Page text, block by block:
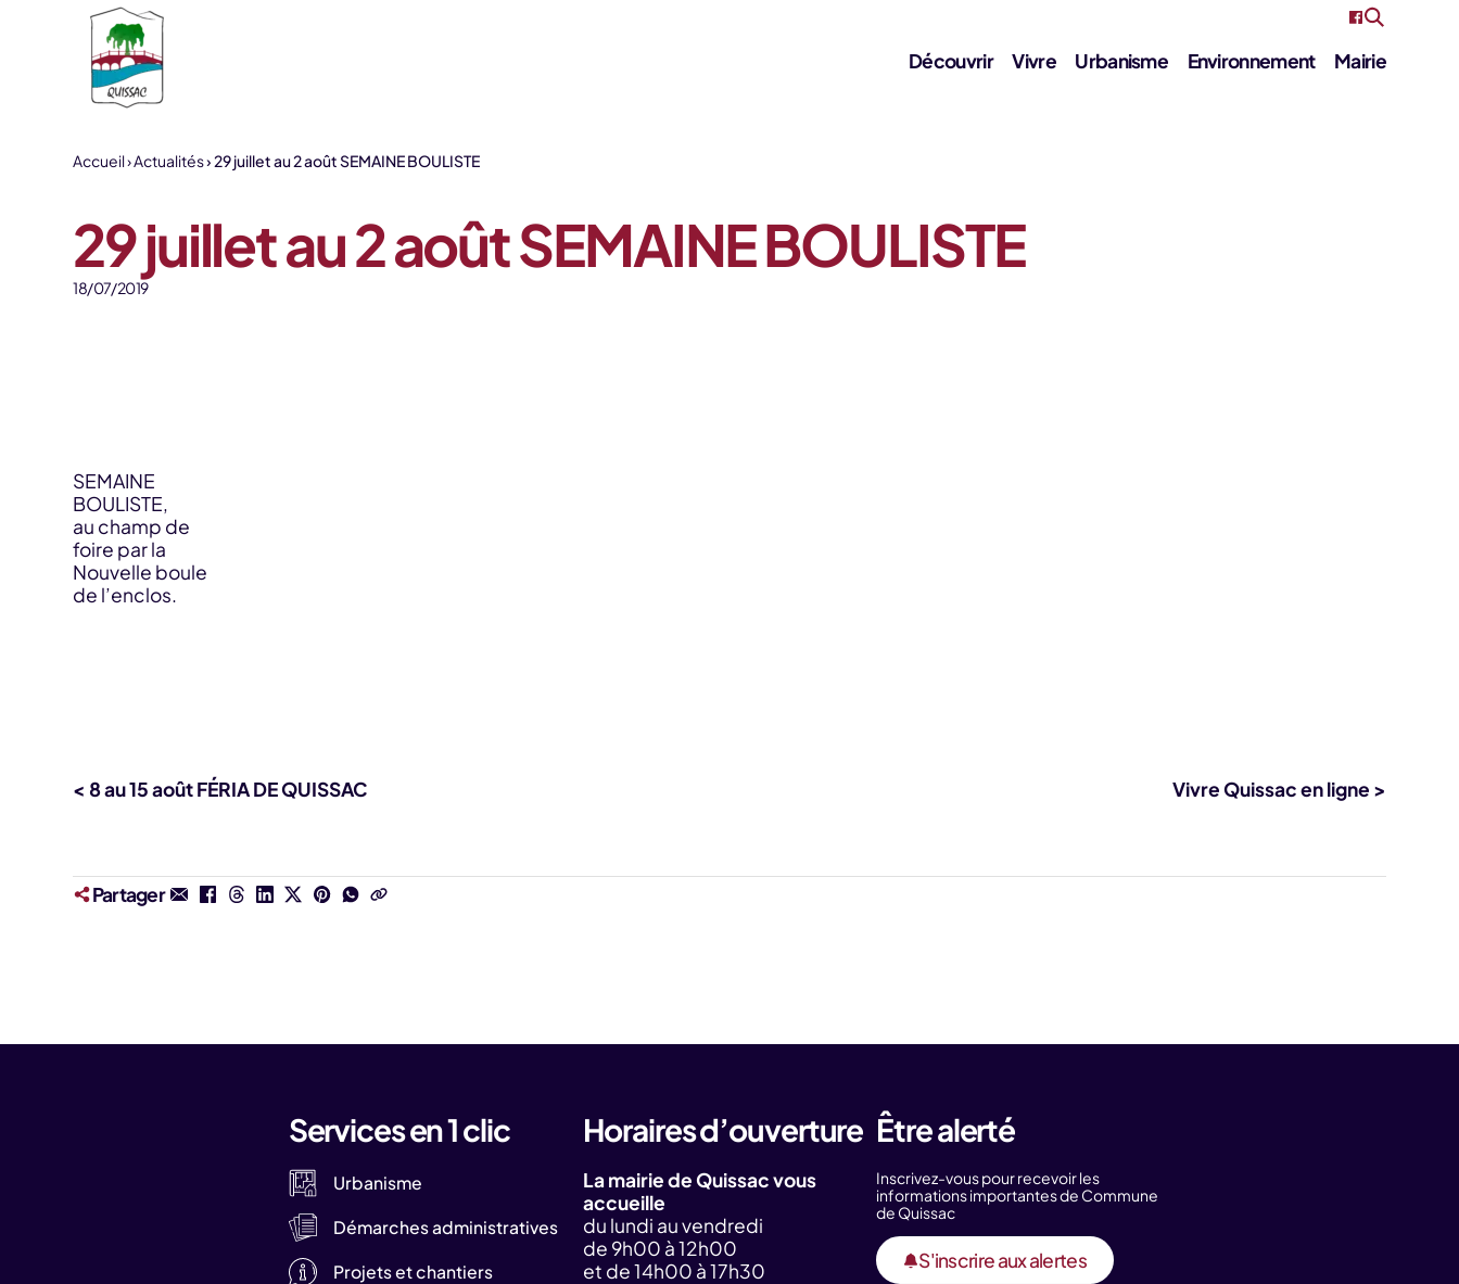
Aller au contenu
Découvrir Vivre Urbanisme Environnement Mairie
Accueil Actualités 29 juillet au 2 août SEMAINE BOULISTE
29 juillet au 2 août SEMAINE BOULISTE
18/07/2019
SEMAINE
BOULISTE,
au champ de
foire par la
Nouvelle boule
de l’enclos.
< 8 au 15 août FÉRIA DE QUISSAC Vivre Quissac en ligne >
Partager
Services en 1 clic
Urbanisme
Démarches administratives
Projets et chantiers
Horaires d’ouverture
La mairie de Quissac vous
accueille
du lundi au vendredi
de 9h00 à 12h00
et de 14h00 à 17h30
Être alerté
Inscrivez-vous pour recevoir les
informations importantes de Commune
de Quissac
S'inscrire aux alertes